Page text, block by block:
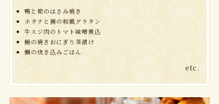
鴨と筍のはさみ焼き
ホタテと蕪の和風グラタン
牛スジ肉のトマト味噌煮込
鰻の焼きおにぎり茶漬け
鯛の炊き込みごはん
etc.